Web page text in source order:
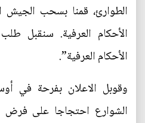
الطوارئ، قمنا بسحب الجيش
الأحكام العرفية. سنقبل
الأحكام العرفية”.
وقوبل الاعلان بفرحة في
الشوارع احتجاجا على فرض